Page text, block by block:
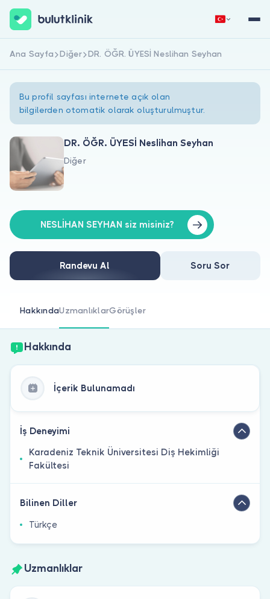
Hakkımızda
Doktorlar için
Doktor musunuz?
Hemen Kaydol Giriş Yap
Ana Sayfa Diğer DR. ÖĞR. ÜYESİ Neslihan Seyhan
Bu profil sayfası internete açık olan
bilgilerden otomatik olarak oluşturulmuştur.
DR. ÖĞR. ÜYESİ Neslihan Seyhan
Diğer
NESLİHAN SEYHAN siz misiniz?
Randevu Al Soru Sor
HakkındaUzmanlıklarGörüşler
Hakkında
İçerik Bulunamadı
İş Deneyimi
Karadeniz Teknik Üniversitesi Diş Hekimliği
Fakültesi
Bilinen Diller
Türkçe
Uzmanlıklar